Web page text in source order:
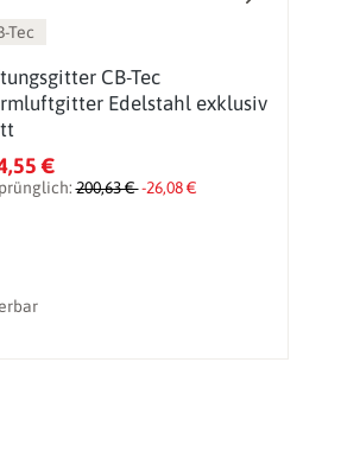
Tec
CB-Tec
Edelstahl exklusiv
€
200,63 €-26,08 €